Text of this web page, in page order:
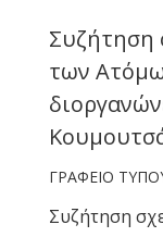
Συζήτηση
των
ΓΡΑΦΕΙΟ
Συζήτηση